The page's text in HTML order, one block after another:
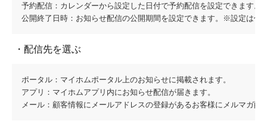
予約配信：カレンダーから設定した日付で予約配信を設定できます。
公開終了日時：お知らせ配信の公開期間を設定できます。※設定は任
・配信先を選ぶ
ポータル：マイホムポータル上のお知らせに掲載されます。
アプリ：マイホムアプリ内にお知らせ配信が届きます。
メール：顧客情報にメールアドレスの登録があるお客様にメルマガ配